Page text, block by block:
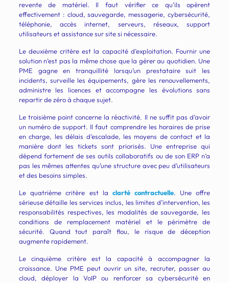
revente de matériel. Il faut vérifier ce qu’ils opèrent
effectivement : cloud, sauvegarde, messagerie, cybersécurité,
téléphonie, accès internet, serveurs, réseaux, support
utilisateurs et assistance sur site si nécessaire.
Le deuxième critère est la capacité d’exploitation. Fournir une
solution n’est pas la même chose que la gérer au quotidien. Une
PME gagne en tranquillité lorsqu’un prestataire suit les
incidents, surveille les équipements, gère les renouvellements,
administre les licences et accompagne les évolutions sans
repartir de zéro à chaque sujet.
Le troisième point concerne la réactivité. Il ne suffit pas d’avoir
un numéro de support. Il faut comprendre les horaires de prise
en charge, les délais d’escalade, les moyens de contact et la
manière dont les tickets sont priorisés. Une entreprise qui
dépend fortement de ses outils collaboratifs ou de son ERP n’a
pas les mêmes attentes qu’une structure avec peu d’utilisateurs
et des besoins simples.
Le quatrième critère est laclarté contractuelle. Une offre
sérieuse détaille les services inclus, les limites d’intervention, les
responsabilités respectives, les modalités de sauvegarde, les
conditions de remplacement matériel et le périmètre de
sécurité. Quand tout paraît flou, le risque de déception
augmente rapidement.
Le cinquième critère est la capacité à accompagner la
croissance. Une PME peut ouvrir un site, recruter, passer au
cloud, déployer la VoIP ou renforcer sa cybersécurité en